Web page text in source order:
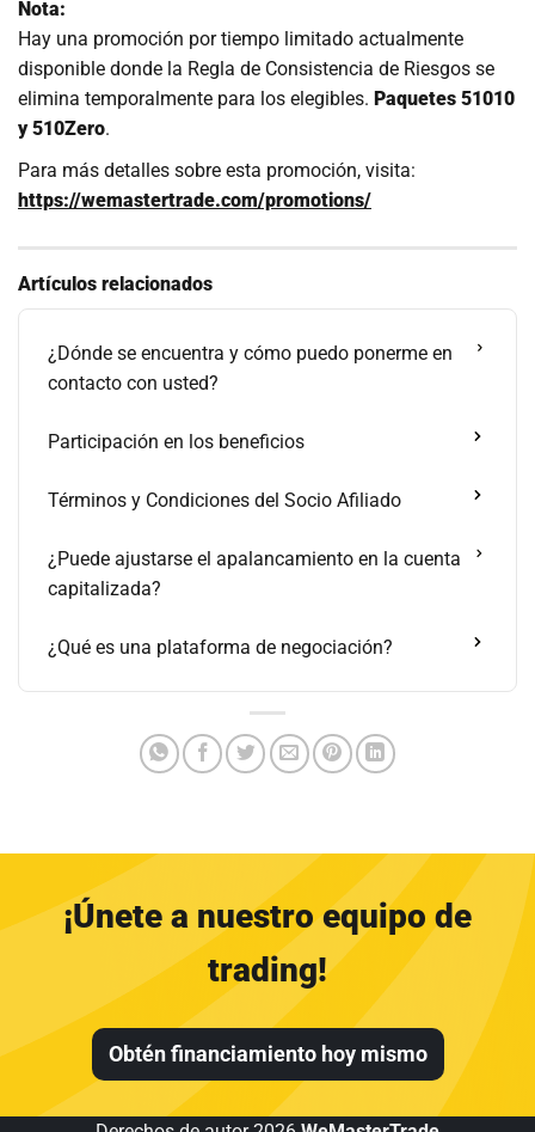
Nota:
Hay una promoción por tiempo limitado actualmente
disponible donde la Regla de Consistencia de Riesgos se
elimina temporalmente para los elegibles. Paquetes 51010
y 510Zero.
Para más detalles sobre esta promoción, visita:
https://wemastertrade.com/promotions/
Artículos relacionados
¿Dónde se encuentra y cómo puedo ponerme en
contacto con usted?
Participación en los beneficios
Términos y Condiciones del Socio Afiliado
¿Puede ajustarse el apalancamiento en la cuenta
capitalizada?
¿Qué es una plataforma de negociación?
¡Únete a nuestro equipo de
trading!
Obtén financiamiento hoy mismo